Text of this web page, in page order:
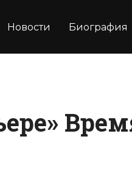
Новости Биография